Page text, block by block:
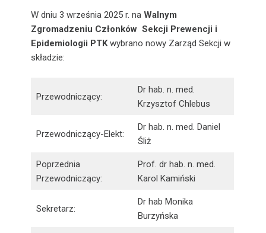
W dniu 3 września 2025 r. naWalnym
Zgromadzeniu Członków Sekcji Prewencji i
Epidemiologii PTKwybrano nowy Zarząd Sekcji w
składzie:
Przewodniczący:
Dr hab. n. med.
Krzysztof Chlebus
Przewodniczący-Elekt:
Dr hab. n. med. Daniel
Śliż
Poprzednia
Przewodniczący:
Prof. dr hab. n. med.
Karol Kamiński
Sekretarz:
Dr hab Monika
Burzyńska